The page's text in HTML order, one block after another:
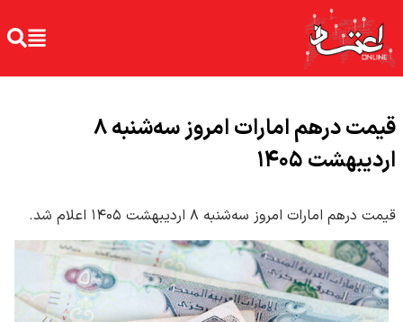
قیمت درهم امارات امروز سه‌شنبه ۸
اردیبهشت ۱۴۰۵
قیمت درهم امارات امروز سه‌شنبه ۸ اردیبهشت ۱۴۰۵ اعلام شد.